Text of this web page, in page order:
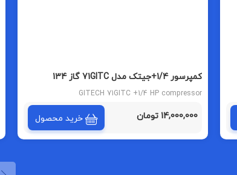
کمپرسور 1/4+جیتک مدل 71GITC گاز 134
GITECH 71GITC +1/4 HP compressor
14,000,000 تومان خرید محصول